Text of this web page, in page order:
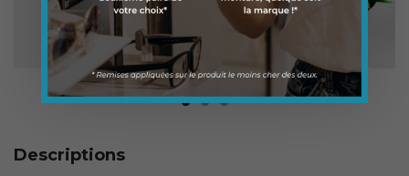
Descriptions